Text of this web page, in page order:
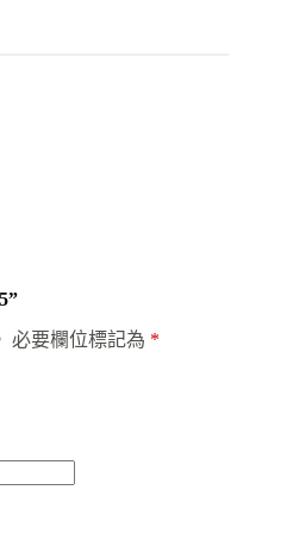
必要欄位標記為 *